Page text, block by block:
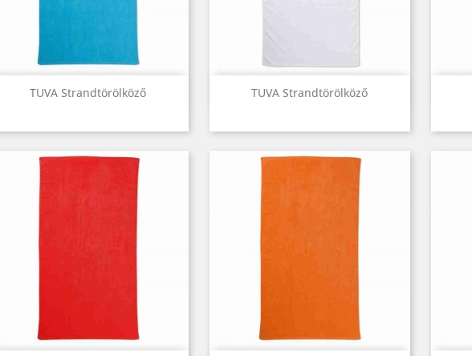
TUVA Strandtörölköző
Előnézet TUVA Strandtörölköző
Előnézet